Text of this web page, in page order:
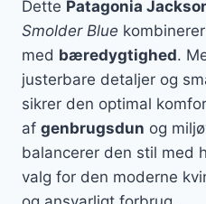
Dette Patagonia
Smolder Blue kombinerer
med bæredygtighed.
justerbare detaljer og
sikrer den optimal
af genbrugsdun og
balancerer den stil med
valg for den moderne